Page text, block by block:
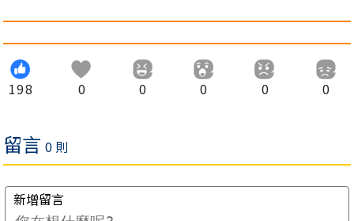
198 0 0 0 0 0